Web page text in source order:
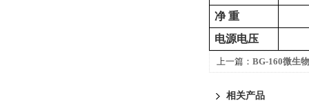
净 重
电源电压
上一篇： BG-160微生
相关产品